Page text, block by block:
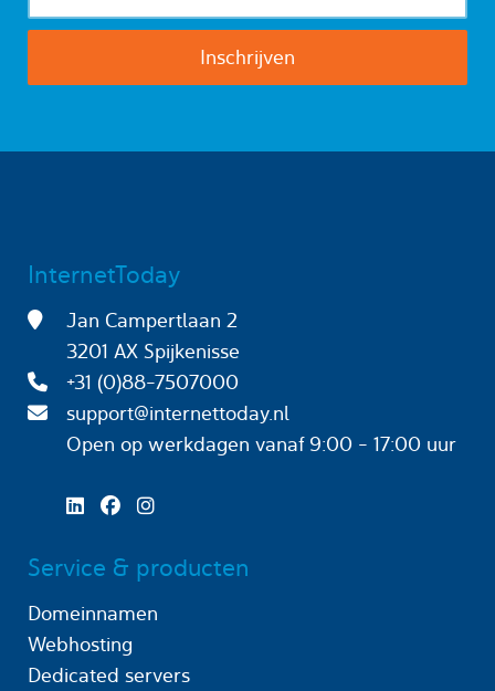
InternetToday
Jan Campertlaan 2
3201 AX Spijkenisse
+31 (0)88-7507000
support@internettoday.nl
Open op werkdagen
vanaf 9:00 - 17:00 uur
Service & producten
Domeinnamen
Webhosting
Dedicated servers